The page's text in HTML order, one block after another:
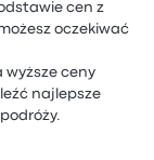
cen z
oczekiwać
wyższe ceny
najlepsze